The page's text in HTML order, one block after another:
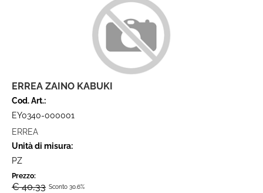
ERREA ZAINO KABUKI
Cod. Art.:
EY0340-000001
ERREA
Unità di misura:
PZ
Prezzo:
€ 40,33 Sconto 30.6%